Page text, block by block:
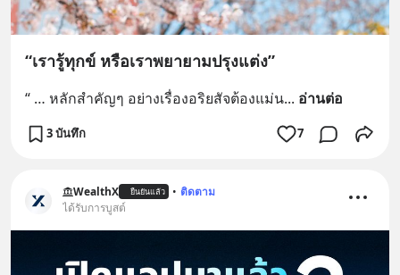
“เรารู้ทุกข์ หรือเราพยายามปรุงแต่ง”
“ … หลักสำคัญๆ อย่างเรื่องอริยสัจต้องแม่น... อ่านต่อ
3 บันทึก 7
WealthX ยืนยันแล้ว • ติดตาม
ได้รับการบูสต์